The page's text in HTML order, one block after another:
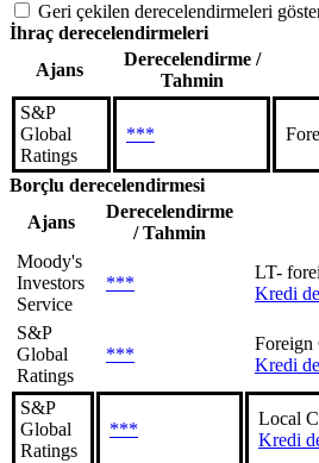
Geri çekilen derecelendirmeleri
İhraç derecelendirmeleri
Ajans
Derecelendirme /
Tahmin
S&P
Global
Ratings
***
Borçlu derecelendirmesi
Ajans
Derecelendirme
/ Tahmin
Moody's
Investors
Service
***
LT-
Kredi
S&P
Global
Ratings
***
Foreign
Kredi
S&P
Global
Ratings
***
Local
Kredi